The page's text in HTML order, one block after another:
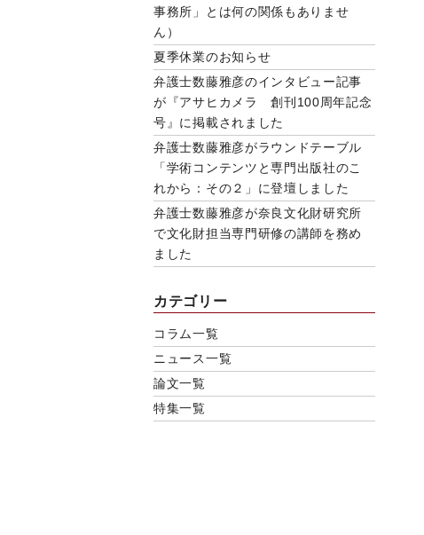
事務所」とは何の関係もありませ
ん）
夏季休業のお知らせ
弁護士数藤雅彦のインタビュー記事
が『アサヒカメラ 創刊100周年記念
号』に掲載されました
弁護士数藤雅彦がラウンドテーブル
「学術コンテンツと専門出版社のこ
れから：その２」に登壇しました
弁護士数藤雅彦が奈良文化財研究所
で文化財担当専門研修の講師を務め
ました
カテゴリー
コラム一覧
ニュース一覧
論文一覧
特集一覧